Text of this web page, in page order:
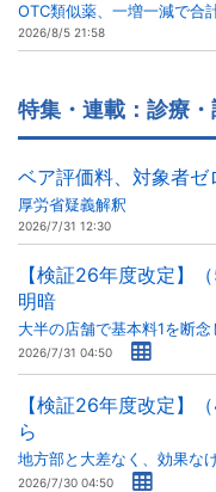
OTC類似薬、一増一減で合
2026/8/5 21:58
特集・連載：診療
ベア評価料、対象者
厚労省疑義解釈
2026/7/31 12:30
【検証26年度改定】
明暗
大半の店舗で基本料1を断念
2026/7/31 04:50
【検証26年度改定】
ら
地方部と大差なく、効果な
2026/7/30 04:50